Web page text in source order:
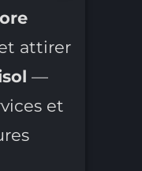
attirer
—
et